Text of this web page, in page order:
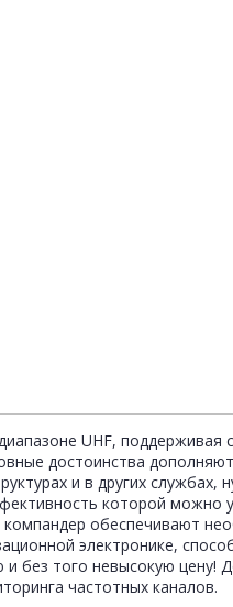
UHF,
достоинства
и в других
которой можно
обеспечивают
электронике,
без того невысокую
частотных каналов.